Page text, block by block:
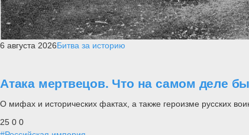
6 августа 2026Битва за историю
Атака мертвецов. Что на самом деле
О мифах и исторических фактах, а также героизме русских
25 0 0